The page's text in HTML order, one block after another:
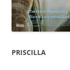
PRISCILLA